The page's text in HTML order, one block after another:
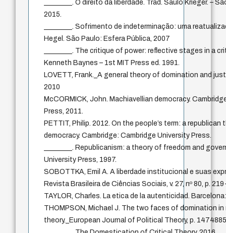
________. O direito da liberdade. Trad. Saulo Krieger. –
2015.
________. Sofrimento de indeterminação: uma
Hegel. São Paulo: Esfera Pública, 2007
________. The critique of power: reflective stages in a
Kenneth Baynes – 1st MIT Press ed. 1991.
LOVETT, Frank._A general theory of domination and
2010
McCORMICK, John. Machiavellian democracy.
Press, 2011.
PETTIT, Philip. 2012. On the people’s term: a
democracy. Cambridge: Cambridge University Press.
________. Republicanism: a theory of freedom and
University Press, 1997.
SOBOTTKA, Emil A. A liberdade institucional e suas
Revista Brasileira de Ciências Sociais, v. 27, nº 80, p.
TAYLOR, Charles. La etica de la autenticidad.
THOMPSON, Michael J. The two faces of domination
theory._European Journal of Political Theory, p.